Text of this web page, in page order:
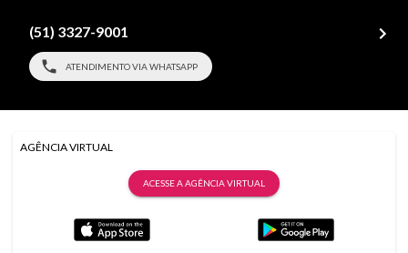
(51) 3327-9001
ATENDIMENTO VIA WHATSAPP
AGÊNCIA VIRTUAL
ACESSE A AGÊNCIA VIRTUAL